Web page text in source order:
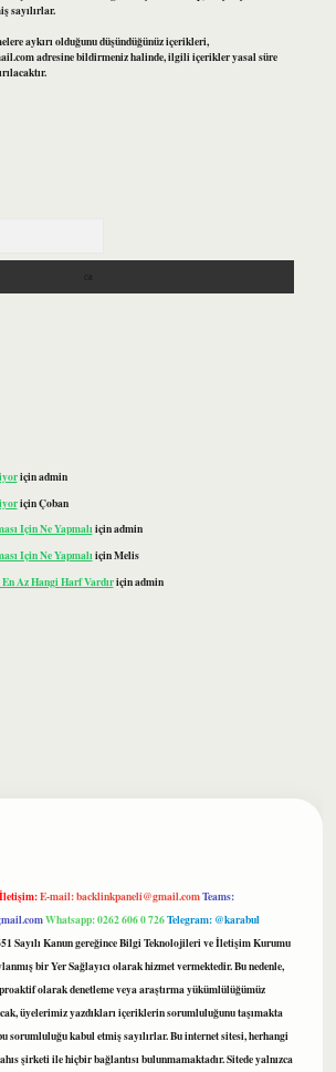
sayılırlar.
aykırı olduğunu düşündüğünüz içerikleri,
adresine bildirmeniz halinde, ilgili içerikler yasal süre
içinadmin
içinÇoban
Için Ne Yapmalıiçinadmin
Için Ne YapmalıiçinMelis
Az Hangi Harf Vardıriçinadmin
E-mail:backlinkpaneli@gmail.comTeams:
Whatsapp: 0262 606 0 726Telegram: @karabul
Sayılı Kanun gereğince Bilgi Teknolojileri ve İletişim Kurumu
bir Yer Sağlayıcı olarak hizmet vermektedir. Bu nedenle,
olarak denetleme veya araştırma yükümlülüğümüz
üyelerimiz yazdıkları içeriklerin sorumluluğunu taşımakta
sorumluluğu kabul etmiş sayılırlar. Bu internet sitesi, herhangi
şirketi ile hiçbir bağlantısı bulunmamaktadır. Sitede yalnızca